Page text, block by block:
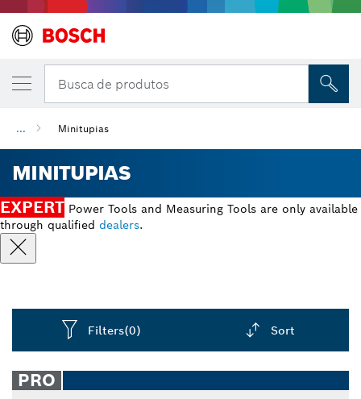
Busca de produtos
... Minitupias
MINITUPIAS
EXPERT Power Tools and Measuring Tools are only available
through qualified dealers.
Filters(0) Sort
closed
PRO